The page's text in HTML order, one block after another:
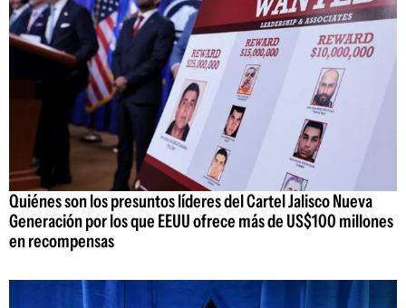
Quiénes son los presuntos líderes del Cartel Jalisco Nueva
Generación por los que EEUU ofrece más de US$100 millones
en recompensas